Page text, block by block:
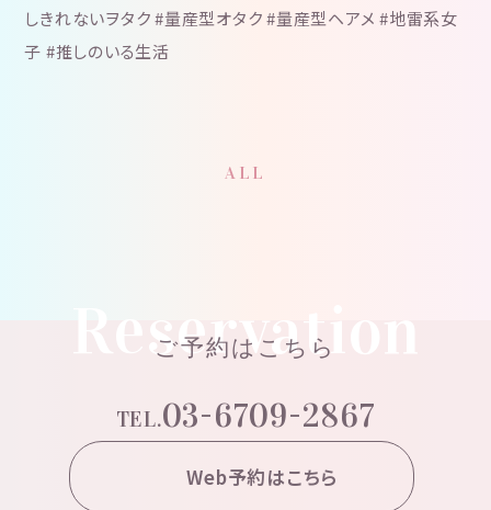
しきれないヲタク #量産型オタク #量産型ヘアメ #地雷系女
子 #推しのいる生活
ALL
Reservation
ご予約はこちら
TEL.03-6709-2867
Web予約はこちら